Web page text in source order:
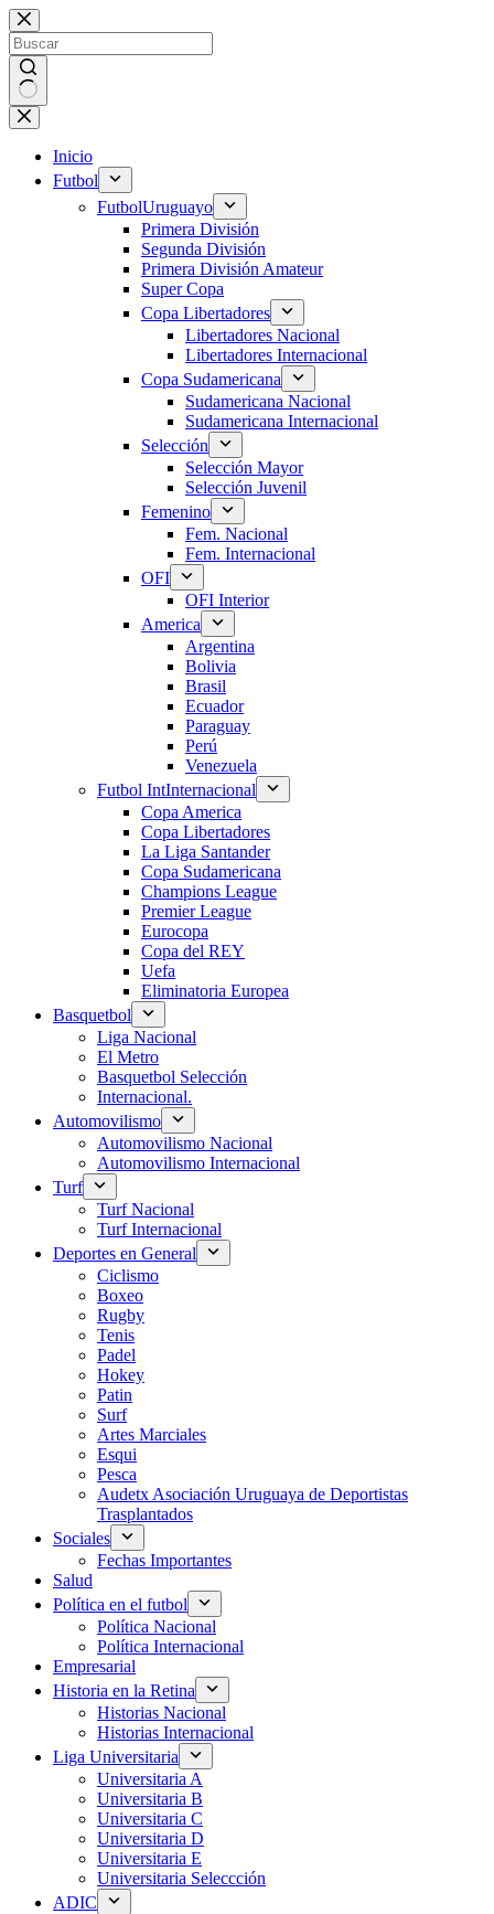
Saltar
al
contenido
Sin
resultados
Inicio
Futbol
FutbolUruguayo
Primera División
Segunda División
Primera División Amateur
Super Copa
Copa Libertadores
Libertadores Nacional
Libertadores Internacional
Copa Sudamericana
Sudamericana Nacional
Sudamericana Internacional
Selección
Selección Mayor
Selección Juvenil
Femenino
Fem. Nacional
Fem. Internacional
OFI
OFI Interior
America
Argentina
Bolivia
Brasil
Ecuador
Paraguay
Perú
Venezuela
Futbol IntInternacional
Copa America
Copa Libertadores
La Liga Santander
Copa Sudamericana
Champions League
Premier League
Eurocopa
Copa del REY
Uefa
Eliminatoria Europea
Basquetbol
Liga Nacional
El Metro
Basquetbol Selección
Internacional.
Automovilismo
Automovilismo Nacional
Automovilismo Internacional
Turf
Turf Nacional
Turf Internacional
Deportes en General
Ciclismo
Boxeo
Rugby
Tenis
Padel
Hokey
Patin
Surf
Artes Marciales
Esqui
Pesca
Audetx Asociación Uruguaya de Deportistas
Trasplantados
Sociales
Fechas Importantes
Salud
Política en el futbol
Política Nacional
Política Internacional
Empresarial
Historia en la Retina
Historias Nacional
Historias Internacional
Liga Universitaria
Universitaria A
Universitaria B
Universitaria C
Universitaria D
Universitaria E
Universitaria Seleccción
ADIC